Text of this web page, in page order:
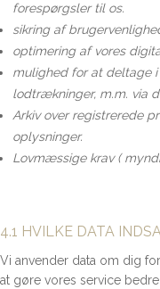
forespørgsler til os.
sikring af
optimering af vores
mulighed for at deltage i
lodtrækninger, m.m. via
Arkiv over registrerede
oplysninger.
Lovmæssige krav (
4.1 HVILKE DATA
Vi anvender data om dig
at gøre vores service